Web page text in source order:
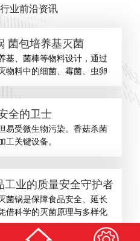
业前沿资讯
菌包培养基灭菌
基、菌棒等物料设计，通过
物料中的细菌、霉菌、虫卵
全的卫士
易受微生物污染。香菇杀菌
工关键设备。
工业的质量安全守护者
菌锅是保障食品安全、延长
借科学的灭菌原理与多样化